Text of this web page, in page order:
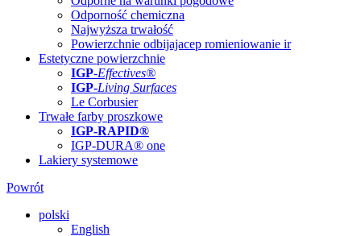
Odporność chemiczna
Najwyższa trwałość
Powierzchnie odbijajacep romieniowanie ir
Estetyczne powierzchnie
IGP-Effectives®
IGP-Living Surfaces
Le Corbusier
Trwałe farby proszkowe
IGP-RAPID®
IGP-DURA® one
Lakiery systemowe
Powrót
polski
English